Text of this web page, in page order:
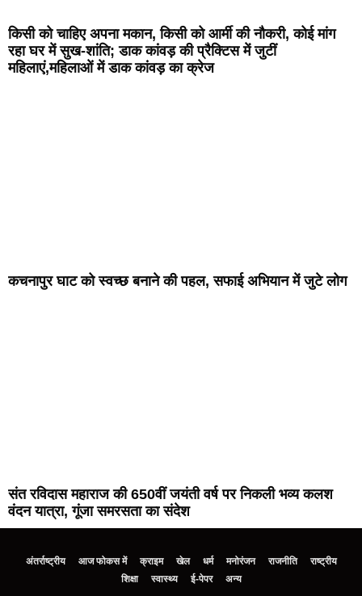
किसी को चाहिए अपना मकान, किसी को आर्मी की नौकरी, कोई मांग
रहा घर में सुख-शांति; डाक कांवड़ की प्रैक्टिस में जुटीं
महिलाएं,महिलाओं में डाक कांवड़ का क्रेज
कचनापुर घाट को स्वच्छ बनाने की पहल, सफाई अभियान में जुटे लोग
संत रविदास महाराज की 650वीं जयंती वर्ष पर निकली भव्य कलश
वंदन यात्रा, गूंजा समरसता का संदेश
अंतर्राष्ट्रीय आज फोकस में क्राइम खेल धर्म मनोरंजन राजनीति
राष्ट्रीय
शिक्षा
स्वास्थ्य ई-पेपर अन्य